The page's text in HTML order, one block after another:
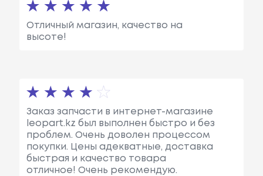
Отличный магазин, качество на
высоте!
Заказ запчасти в интернет-магазине
leopart.kz был выполнен быстро и без
проблем. Очень доволен процессом
покупки. Цены адекватные, доставка
быстрая и качество товара
отличное! Очень рекомендую.